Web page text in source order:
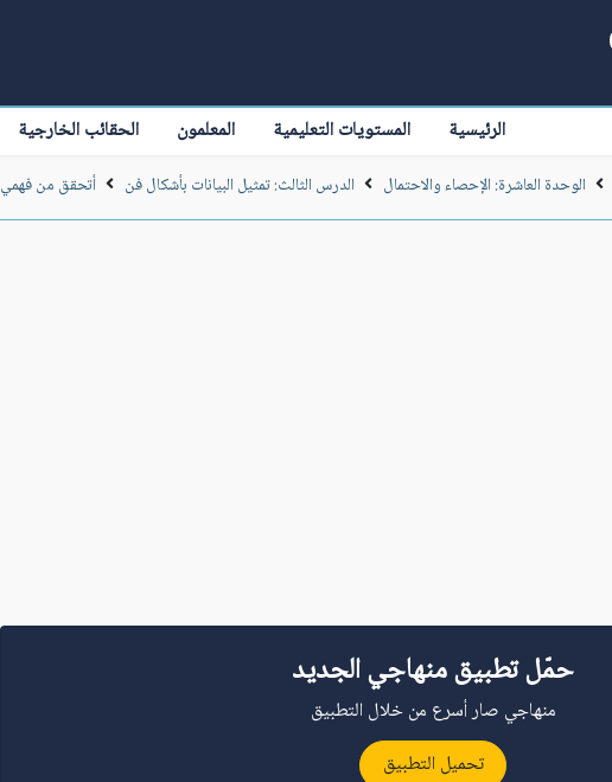
الرئيسية المستويات التعليمية المعلمون الحقائب الخارجية
الوحدة العاشرة: الإحصاء والاحتمال الدرس الثالث: تمثيل البيانات بأشكال فن أتحقق من فهمي
حمّل تطبيق منهاجي الجديد
منهاجي صار أسرع من خلال التطبيق
تحميل التطبيق